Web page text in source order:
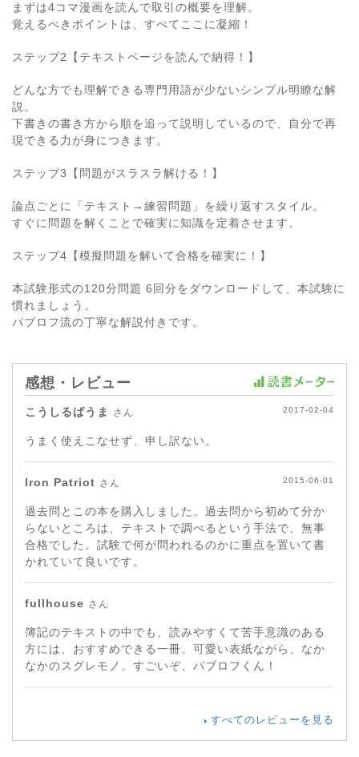
まずは4コマ漫画を読んで取引の概要を理解。
覚えるべきポイントは、すべてここに凝縮！
ステップ2【テキストページを読んで納得！】
どんな方でも理解できる専門用語が少ないシンプル明瞭な解
説。
下書きの書き方から順を追って説明しているので、自分で再
現できる力が身につきます。
ステップ3【問題がスラスラ解ける！】
論点ごとに「テキスト→練習問題」を繰り返すスタイル。
すぐに問題を解くことで確実に知識を定着させます。
ステップ4【模擬問題を解いて合格を確実に！】
本試験形式の120分問題 6回分をダウンロードして、本試験に
慣れましょう。
パブロフ流の丁寧な解説付きです。
感想・レビュー
こうしるばうま さん 2017-02-04
うまく使えこなせず、申し訳ない。
Iron Patriot さん 2015-06-01
過去問とこの本を購入しました。過去問から初めて分か
らないところは、テキストで調べるという手法で、無事
合格でした。試験で何が問われるのかに重点を置いて書
かれていて良いです。
fullhouse さん
簿記のテキストの中でも、読みやすくて苦手意識のある
方には、おすすめできる一冊。可愛い表紙ながら、なか
なかのスグレモノ。すごいぞ、パブロフくん！
すべてのレビューを見る